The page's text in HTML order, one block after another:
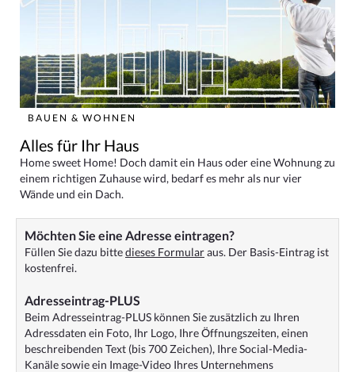
BAUEN & WOHNEN
Alles für Ihr Haus
Home sweet Home! Doch damit ein Haus oder eine Wohnung zu
einem richtigen Zuhause wird, bedarf es mehr als nur vier
Wände und ein Dach.
Möchten Sie eine Adresse eintragen?
Füllen Sie dazu bittedieses Formularaus. Der Basis-Eintrag ist
kostenfrei.
Adresseintrag-PLUS
Beim Adresseintrag-PLUS können Sie zusätzlich zu Ihren
Adressdaten ein Foto, Ihr Logo, Ihre Öffnungszeiten, einen
beschreibenden Text (bis 700 Zeichen), Ihre Social-Media-
Kanäle sowie ein Image-Video Ihres Unternehmens